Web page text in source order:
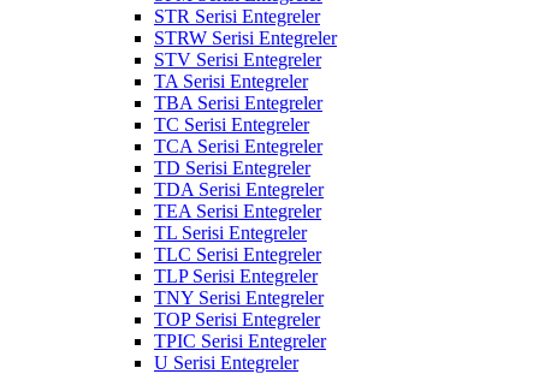
STR Serisi Entegreler
STRW Serisi Entegreler
STV Serisi Entegreler
TA Serisi Entegreler
TBA Serisi Entegreler
TC Serisi Entegreler
TCA Serisi Entegreler
TD Serisi Entegreler
TDA Serisi Entegreler
TEA Serisi Entegreler
TL Serisi Entegreler
TLC Serisi Entegreler
TLP Serisi Entegreler
TNY Serisi Entegreler
TOP Serisi Entegreler
TPIC Serisi Entegreler
U Serisi Entegreler